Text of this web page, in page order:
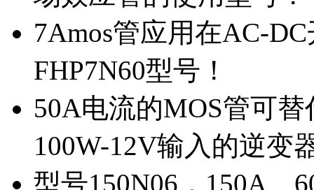
7Amos管应用在AC-
FHP7N60型号！
50A电流的MOS管可
100W-12V输入的逆变
型号150N06，150A、